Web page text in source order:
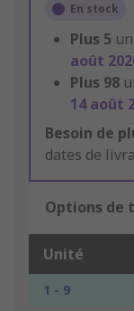
En stock
Plus 5
août
Plus 98
14 août
Besoin de
dates de
Options de
Unité
1 - 9